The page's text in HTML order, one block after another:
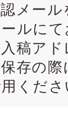
メー
ルに
入稿ア
存の際
用くだ